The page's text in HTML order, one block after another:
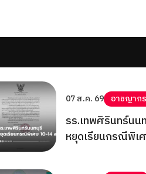
07 ส.ค. 69 อาชญาก
รร.เทพศิรินทร์นน
หยุดเรียนกรณีพิเ